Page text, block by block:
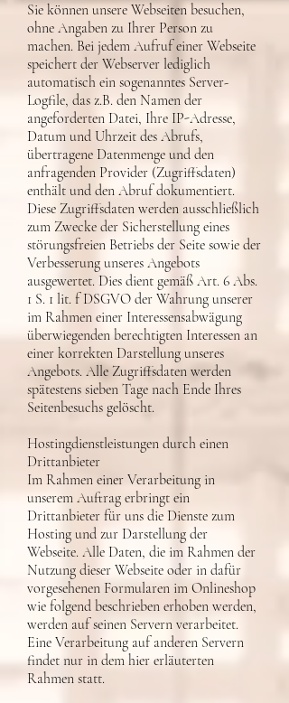
Sie können unsere Webseiten besuchen,
ohne Angaben zu Ihrer Person zu
machen. Bei jedem Aufruf einer Webseite
speichert der Webserver lediglich
automatisch ein sogenanntes Server-
Logfile, das z.B. den Namen der
angeforderten Datei, Ihre IP-Adresse,
Datum und Uhrzeit des Abrufs,
übertragene Datenmenge und den
anfragenden Provider (Zugriffsdaten)
enthält und den Abruf dokumentiert.
Diese Zugriffsdaten werden ausschließlich
zum Zwecke der Sicherstellung eines
störungsfreien Betriebs der Seite sowie der
Verbesserung unseres Angebots
ausgewertet. Dies dient gemäß Art. 6 Abs.
1 S. 1 lit. f DSGVO der Wahrung unserer
im Rahmen einer Interessensabwägung
überwiegenden berechtigten Interessen an
einer korrekten Darstellung unseres
Angebots. Alle Zugriffsdaten werden
spätestens sieben Tage nach Ende Ihres
Seitenbesuchs gelöscht.
Hostingdienstleistungen durch einen
Drittanbieter
Im Rahmen einer Verarbeitung in
unserem Auftrag erbringt ein
Drittanbieter für uns die Dienste zum
Hosting und zur Darstellung der
Webseite. Alle Daten, die im Rahmen der
Nutzung dieser Webseite oder in dafür
vorgesehenen Formularen im Onlineshop
wie folgend beschrieben erhoben werden,
werden auf seinen Servern verarbeitet.
Eine Verarbeitung auf anderen Servern
findet nur in dem hier erläuterten
Rahmen statt.